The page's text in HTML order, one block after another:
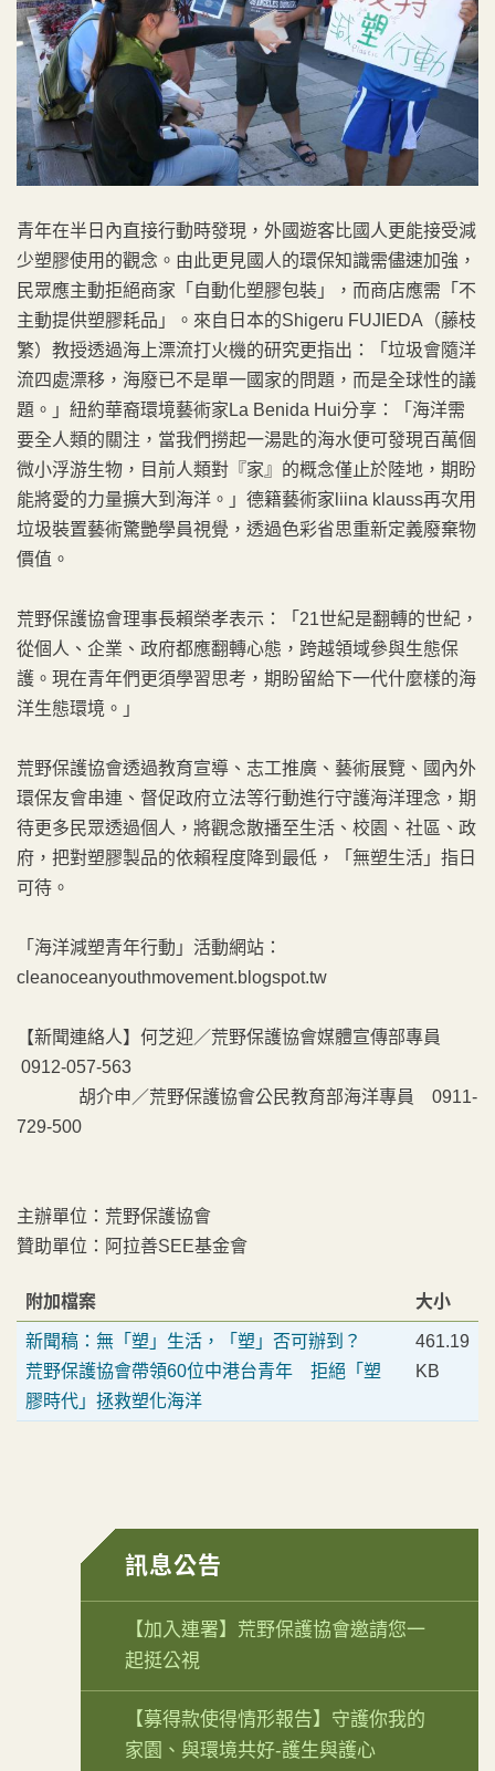
青年在半日內直接行動時發現，外國遊客比國人更能接受減
少塑膠使用的觀念。由此更見國人的環保知識需儘速加強，
民眾應主動拒絕商家「自動化塑膠包裝」，而商店應需「不
主動提供塑膠耗品」。來自日本的Shigeru FUJIEDA（藤枝
繁）教授透過海上漂流打火機的研究更指出：「垃圾會隨洋
流四處漂移，海廢已不是單一國家的問題，而是全球性的議
題。」紐約華裔環境藝術家La Benida Hui分享：「海洋需
要全人類的關注，當我們撈起一湯匙的海水便可發現百萬個
微小浮游生物，目前人類對『家』的概念僅止於陸地，期盼
能將愛的力量擴大到海洋。」德籍藝術家liina klauss再次用
垃圾裝置藝術驚艷學員視覺，透過色彩省思重新定義廢棄物
價值。
荒野保護協會理事長賴榮孝表示：「21世紀是翻轉的世紀，
從個人、企業、政府都應翻轉心態，跨越領域參與生態保
護。現在青年們更須學習思考，期盼留給下一代什麼樣的海
洋生態環境。」
荒野保護協會透過教育宣導、志工推廣、藝術展覽、國內外
環保友會串連、督促政府立法等行動進行守護海洋理念，期
待更多民眾透過個人，將觀念散播至生活、校園、社區、政
府，把對塑膠製品的依賴程度降到最低，「無塑生活」指日
可待。
「海洋減塑青年行動」活動網站：
cleanoceanyouthmovement.blogspot.tw
【新聞連絡人】何芝迎／荒野保護協會媒體宣傳部專員
0912-057-563
胡介申／荒野保護協會公民教育部海洋專員 0911-
729-500
主辦單位：荒野保護協會
贊助單位：阿拉善SEE基金會
附加檔案 大小
新聞稿：無「塑」生活，「塑」否可辦到？
荒野保護協會帶領60位中港台青年 拒絕「塑
膠時代」拯救塑化海洋
461.19
KB
訊息公告
【加入連署】荒野保護協會邀請您一
起挺公視
【募得款使得情形報告】守護你我的
家園、與環境共好-護生與護心